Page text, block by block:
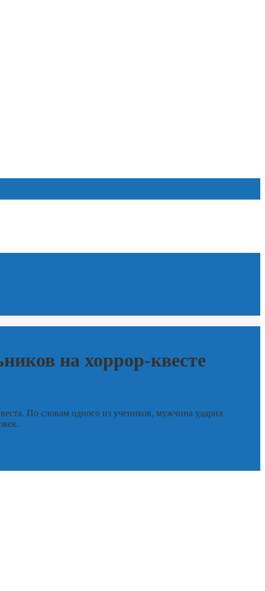
на хоррор-квесте
По словам одного из учеников, мужчина ударил